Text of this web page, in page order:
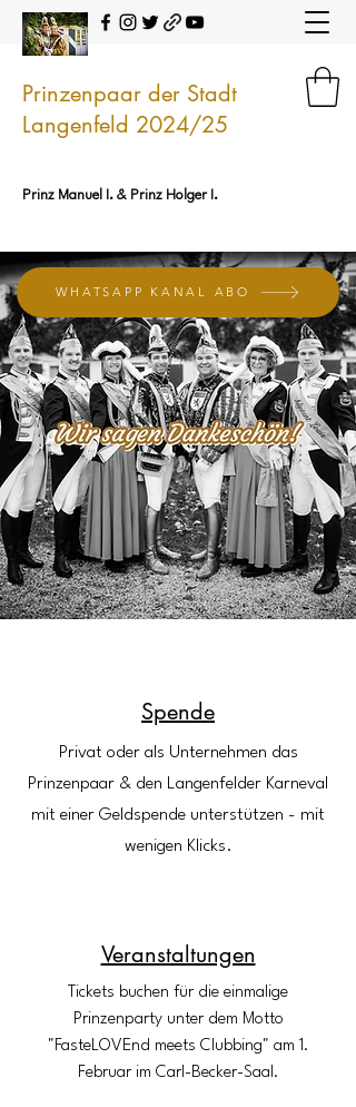
Prinzenpaar der Stadt
Langenfeld 2024/25
Prinz Manuel I. & Prinz Holger I.
WHATSAPP KANAL ABO
Spende
Privat oder als Unternehmen das
Prinzenpaar & den Langenfelder Karneval
mit einer Geldspende unterstützen - mit
wenigen Klicks.
Veranstaltungen
Tickets buchen für die einmalige
Prinzenparty unter dem Motto
"FasteLOVEnd meets Clubbing" am 1.
Februar im Carl-Becker-Saal.